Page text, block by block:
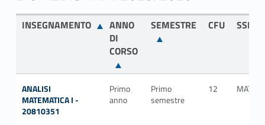
INSEGNAMENTO
ANNO
DI
CORSO
SEMESTRE CFU SSD
ANALISI
MATEMATICA I -
20810351
Primo
anno
Primo
semestre
12 MAT/05